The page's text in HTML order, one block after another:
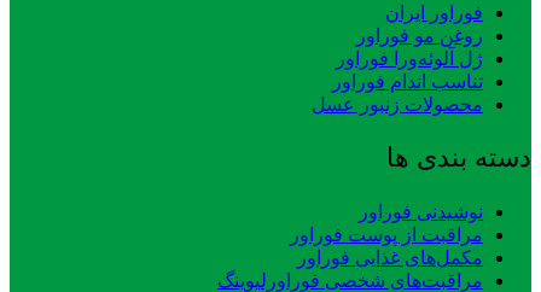
فوراور ایران
روغن مو فوراور
ژل آلوئه‌ورا فوراور
تناسب اندام فوراور
محصولات زنبور عسل
دسته بندی ها
نوشیدنی فوراور
مراقبت از پوست فوراور
مکمل‌های غذایی فوراور
مراقبت‌های شخصی فوراورلیوینگ